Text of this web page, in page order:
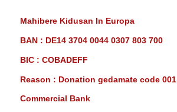
Mahibere Kidusan In Europa
BAN : DE14 3704 0044 0307 803 700
BIC : COBADEFF
Reason : Donation gedamate code 001
Commercial Bank